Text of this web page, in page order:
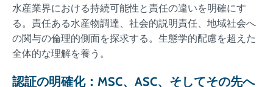
水産業界における持続可能性と責任の違いを明確にす
る。責任ある水産物調達、社会的説明責任、地域社会へ
の関与の倫理的側面を探求する。生態学的配慮を超えた
全体的な理解を養う。
認証の明確化：MSC、ASC、そしてその先へ